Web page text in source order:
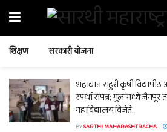
शिक्षण सरकारी योजना
शहाद्यात राहुरी कृषी
स्पर्धा संपन्न; मुलांमध्ये जैनपूर
महाविद्यालय विजेते.
BYSARTHI MAHARASHTRACHA